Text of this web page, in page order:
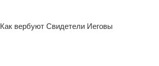
Как вербуют Свидетели Иеговы